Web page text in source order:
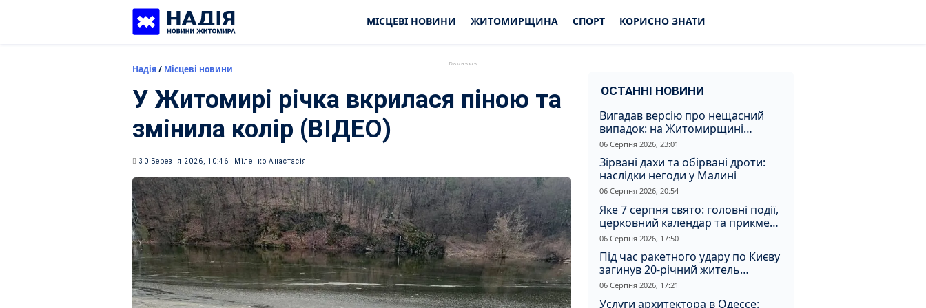
МІСЦЕВІ НОВИНИ ЖИТОМИРЩИНА СПОРТ КОРИСНО ЗНАТИ
Надія/ Місцеві новини
У Житомирі річка вкрилася піною та
змінила колір (ВІДЕО)
30 Березня 2026, 10:46 Міленко Анастасія
ОСТАННІ НОВИНИ
Вигадав версію про нещасний
випадок: на Житомирщині
судитимуть чоловіка за вбивство
співмешканки
06 Серпня 2026, 23:01
Зірвані дахи та обірвані дроти:
наслідки негоди у Малині
06 Серпня 2026, 20:54
Яке 7 серпня свято: головні події,
церковний календар та прикмети
дня
06 Серпня 2026, 17:50
Під час ракетного удару по Києву
загинув 20-річний житель
Житомирщини
06 Серпня 2026, 17:21
Услуги архитектора в Одессе: